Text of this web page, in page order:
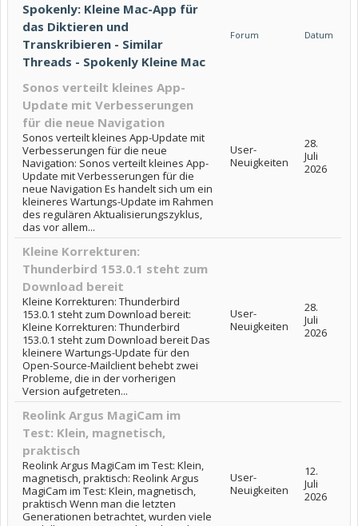
Spokenly: Kleine Mac-App für
das Diktieren und
Transkribieren - Similar
Threads - Spokenly Kleine Mac
Forum Datum
Sonos verteilt kleines App-
Update mit Verbesserungen
für die neue Navigation
Sonos verteilt kleines App-Update mit
Verbesserungen für die neue
Navigation: Sonos verteilt kleines App-
Update mit Verbesserungen für die
neue Navigation Es handelt sich um ein
kleineres Wartungs-Update im Rahmen
des regulären Aktualisierungszyklus,
das vor allem...
User-
Neuigkeiten
28.
Juli
2026
Kleine Korrekturen:
Thunderbird 153.0.1 steht zum
Download bereit
Kleine Korrekturen: Thunderbird
153.0.1 steht zum Download bereit:
Kleine Korrekturen: Thunderbird
153.0.1 steht zum Download bereit Das
kleinere Wartungs-Update für den
Open-Source-Mailclient behebt zwei
Probleme, die in der vorherigen
Version aufgetreten...
User-
Neuigkeiten
28.
Juli
2026
Reolink Argus MagiCam im
Test: Klein, magnetisch,
praktisch
Reolink Argus MagiCam im Test: Klein,
magnetisch, praktisch: Reolink Argus
MagiCam im Test: Klein, magnetisch,
praktisch Wenn man die letzten
Generationen betrachtet, wurden viele
User-
Neuigkeiten
12.
Juli
2026